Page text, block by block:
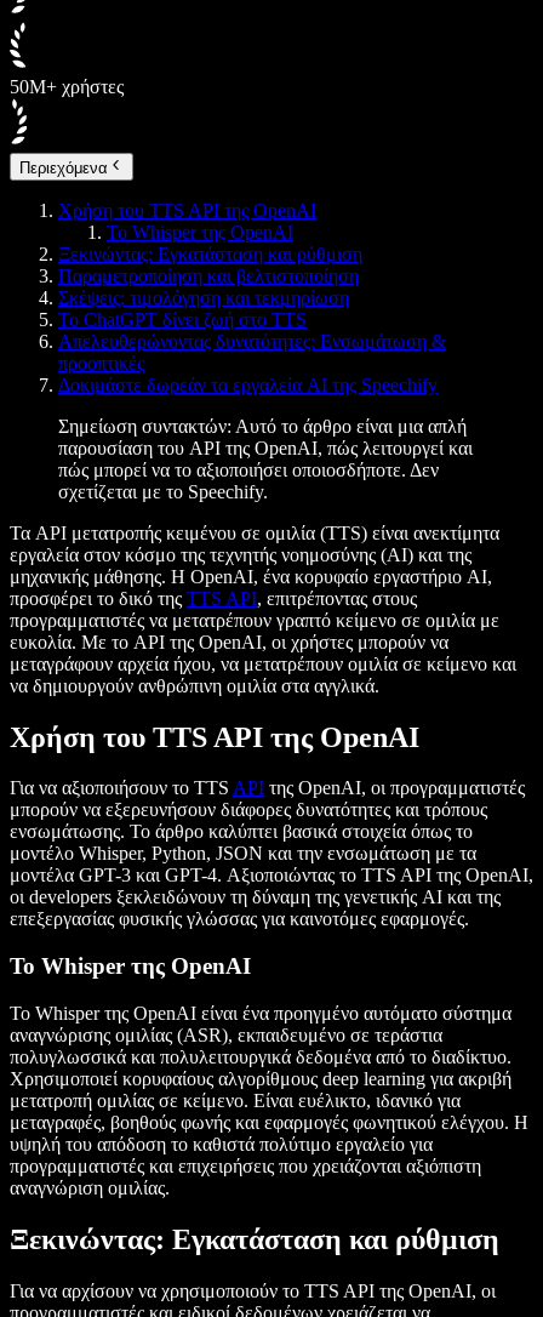
50M+ χρήστες
Περιεχόμενα
Χρήση του TTS API της OpenAI
Το Whisper της OpenAI
Ξεκινώντας: Εγκατάσταση και ρύθμιση
Παραμετροποίηση και βελτιστοποίηση
Σκέψεις: τιμολόγηση και τεκμηρίωση
Το ChatGPT δίνει ζωή στο TTS
Απελευθερώνοντας δυνατότητες: Ενσωμάτωση &
προοπτικές
Δοκιμάστε δωρεάν τα εργαλεία AI της Speechify
Σημείωση συντακτών: Αυτό το άρθρο είναι μια απλή
παρουσίαση του API της OpenAI, πώς λειτουργεί και
πώς μπορεί να το αξιοποιήσει οποιοσδήποτε. Δεν
σχετίζεται με το Speechify.
Τα API μετατροπής κειμένου σε ομιλία (TTS) είναι ανεκτίμητα
εργαλεία στον κόσμο της τεχνητής νοημοσύνης (AI) και της
μηχανικής μάθησης. Η OpenAI, ένα κορυφαίο εργαστήριο AI,
προσφέρει το δικό της TTS API, επιτρέποντας στους
προγραμματιστές να μετατρέπουν γραπτό κείμενο σε ομιλία με
ευκολία. Με το API της OpenAI, οι χρήστες μπορούν να
μεταγράφουν αρχεία ήχου, να μετατρέπουν ομιλία σε κείμενο και
να δημιουργούν ανθρώπινη ομιλία στα αγγλικά.
Χρήση του TTS API της OpenAI
Για να αξιοποιήσουν το TTS API της OpenAI, οι προγραμματιστές
μπορούν να εξερευνήσουν διάφορες δυνατότητες και τρόπους
ενσωμάτωσης. Το άρθρο καλύπτει βασικά στοιχεία όπως το
μοντέλο Whisper, Python, JSON και την ενσωμάτωση με τα
μοντέλα GPT-3 και GPT-4. Αξιοποιώντας το TTS API της OpenAI,
οι developers ξεκλειδώνουν τη δύναμη της γενετικής AI και της
επεξεργασίας φυσικής γλώσσας για καινοτόμες εφαρμογές.
Το Whisper της OpenAI
Το Whisper της OpenAI είναι ένα προηγμένο αυτόματο σύστημα
αναγνώρισης ομιλίας (ASR), εκπαιδευμένο σε τεράστια
πολυγλωσσικά και πολυλειτουργικά δεδομένα από το διαδίκτυο.
Χρησιμοποιεί κορυφαίους αλγορίθμους deep learning για ακριβή
μετατροπή ομιλίας σε κείμενο. Είναι ευέλικτο, ιδανικό για
μεταγραφές, βοηθούς φωνής και εφαρμογές φωνητικού ελέγχου. Η
υψηλή του απόδοση το καθιστά πολύτιμο εργαλείο για
προγραμματιστές και επιχειρήσεις που χρειάζονται αξιόπιστη
αναγνώριση ομιλίας.
Ξεκινώντας: Εγκατάσταση και ρύθμιση
Για να αρχίσουν να χρησιμοποιούν το TTS API της OpenAI, οι
προγραμματιστές και ειδικοί δεδομένων χρειάζεται να